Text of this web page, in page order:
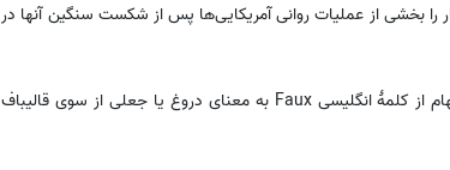
بخشی از عملیات روانی آمریکایی‌ها پس از شکست سنگین آنها در
رسانه آکسیوس که مرجع اصلی انتشار فیک‌نیوزهای کاخ سفید است با الهام از کلمهٔ انگلیسی Faux به معنای دروغ یا جعلی از سوی قالیباف